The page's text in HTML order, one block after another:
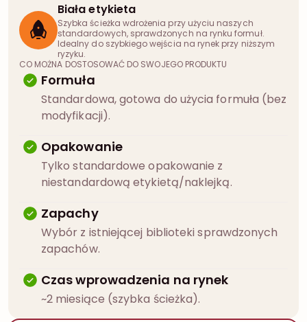
Biała etykieta
Szybka ścieżka wdrożenia przy użyciu naszych
standardowych, sprawdzonych na rynku formuł.
Idealny do szybkiego wejścia na rynek przy niższym
ryzyku.
CO MOŻNA DOSTOSOWAĆ DO SWOJEGO PRODUKTU
Formuła
Standardowa, gotowa do użycia formuła (bez
modyfikacji).
Opakowanie
Tylko standardowe opakowanie z
niestandardową etykietą/naklejką.
Zapachy
Wybór z istniejącej biblioteki sprawdzonych
zapachów.
Czas wprowadzenia na rynek
~2 miesiące (szybka ścieżka).